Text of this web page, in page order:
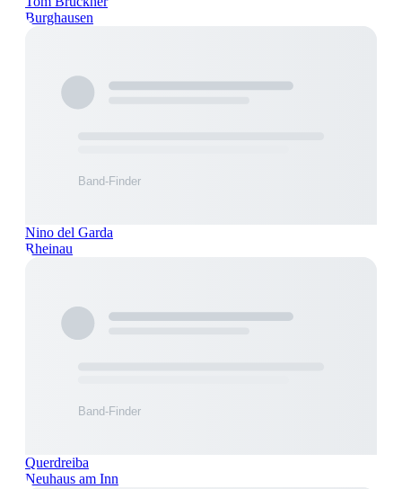
Burghausen
Nino del Garda
Rheinau
Querdreiba
Neuhaus am Inn